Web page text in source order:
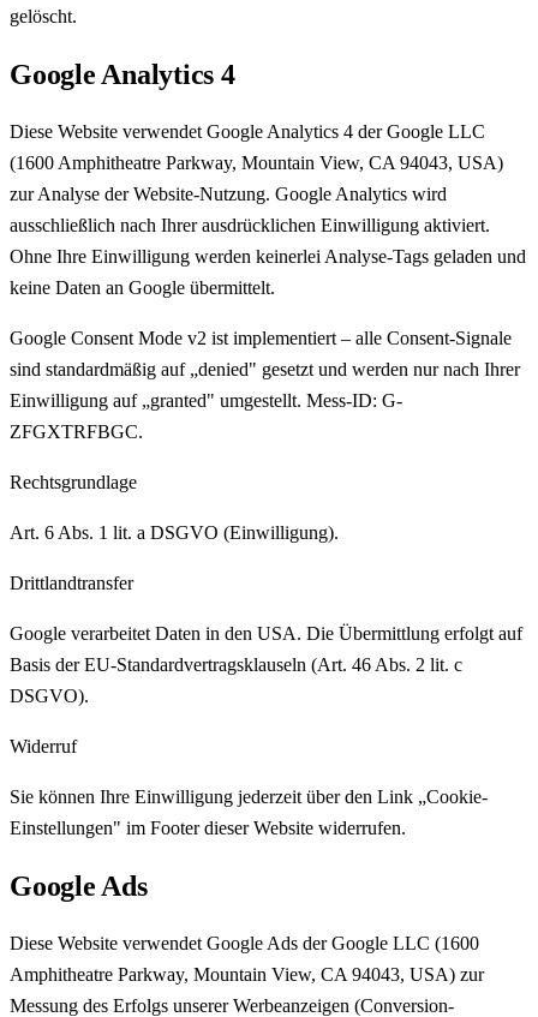
gelöscht.
Google Analytics 4
Diese Website verwendet Google Analytics 4 der Google LLC
(1600 Amphitheatre Parkway, Mountain View, CA 94043, USA)
zur Analyse der Website-Nutzung. Google Analytics wird
ausschließlich nach Ihrer ausdrücklichen Einwilligung aktiviert.
Ohne Ihre Einwilligung werden keinerlei Analyse-Tags geladen und
keine Daten an Google übermittelt.
Google Consent Mode v2 ist implementiert – alle Consent-Signale
sind standardmäßig auf „denied" gesetzt und werden nur nach Ihrer
Einwilligung auf „granted" umgestellt. Mess-ID: G-
ZFGXTRFBGC.
Rechtsgrundlage
Art. 6 Abs. 1 lit. a DSGVO (Einwilligung).
Drittlandtransfer
Google verarbeitet Daten in den USA. Die Übermittlung erfolgt auf
Basis der EU-Standardvertragsklauseln (Art. 46 Abs. 2 lit. c
DSGVO).
Widerruf
Sie können Ihre Einwilligung jederzeit über den Link „Cookie-
Einstellungen" im Footer dieser Website widerrufen.
Google Ads
Diese Website verwendet Google Ads der Google LLC (1600
Amphitheatre Parkway, Mountain View, CA 94043, USA) zur
Messung des Erfolgs unserer Werbeanzeigen (Conversion-